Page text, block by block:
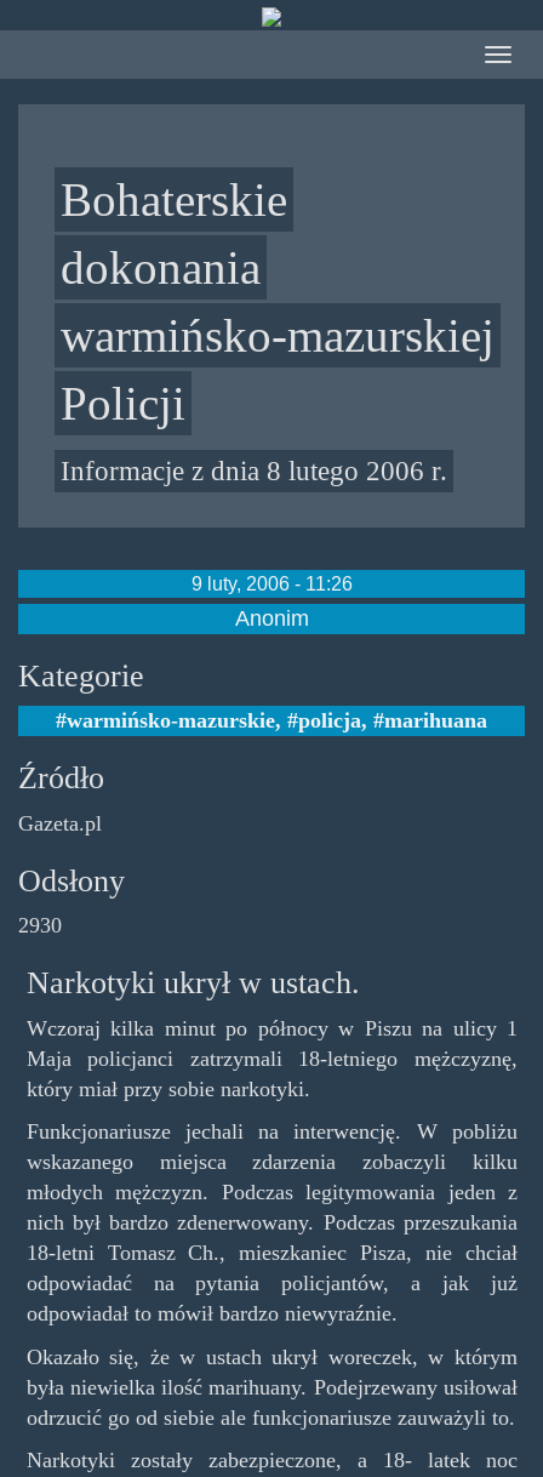
treści
Toggle
Bohaterskie
dokonania
warmińsko-mazurskiej
Policji
Informacje z dnia 8 lutego 2006 r.
9 luty, 2006 - 11:26
Anonim
Kategorie
warmińsko-mazurskie, policja, marihuana
Źródło
Gazeta.pl
Odsłony
2930
Narkotyki ukrył w ustach.
Wczoraj kilka minut po północy w Piszu na ulicy 1
Maja policjanci zatrzymali 18-letniego mężczyznę,
który miał przy sobie narkotyki.
Funkcjonariusze jechali na interwencję. W pobliżu
wskazanego miejsca zdarzenia zobaczyli kilku
młodych mężczyzn. Podczas legitymowania jeden z
nich był bardzo zdenerwowany. Podczas przeszukania
18-letni Tomasz Ch., mieszkaniec Pisza, nie chciał
odpowiadać na pytania policjantów, a jak już
odpowiadał to mówił bardzo niewyraźnie.
Okazało się, że w ustach ukrył woreczek, w którym
była niewielka ilość marihuany. Podejrzewany usiłował
odrzucić go od siebie ale funkcjonariusze zauważyli to.
Narkotyki zostały zabezpieczone, a 18- latek noc